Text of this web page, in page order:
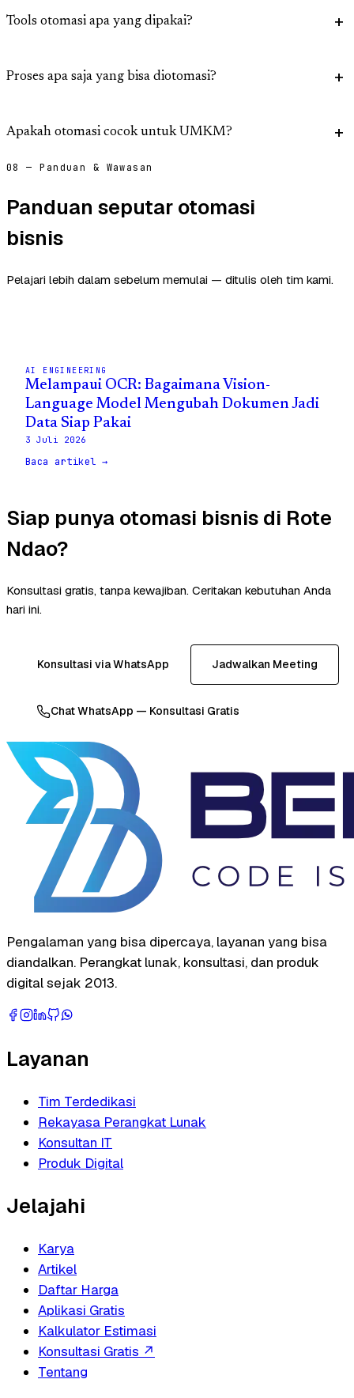
Tools otomasi apa yang dipakai?
Proses apa saja yang bisa diotomasi?
Apakah otomasi cocok untuk UMKM?
08 — Panduan & Wawasan
Panduan seputar otomasi
bisnis
Pelajari lebih dalam sebelum memulai — ditulis oleh tim kami.
AI ENGINEERING
Melampaui OCR: Bagaimana Vision-
Language Model Mengubah Dokumen Jadi
Data Siap Pakai
3 Juli 2026
Baca artikel →
Siap punya otomasi bisnis di Rote
Ndao?
Konsultasi gratis, tanpa kewajiban. Ceritakan kebutuhan Anda
hari ini.
Konsultasi via WhatsApp Jadwalkan Meeting
Chat WhatsApp — Konsultasi Gratis
Pengalaman yang bisa dipercaya, layanan yang bisa
diandalkan. Perangkat lunak, konsultasi, dan produk
digital sejak 2013.
Layanan
Tim Terdedikasi
Rekayasa Perangkat Lunak
Konsultan IT
Produk Digital
Jelajahi
Karya
Artikel
Daftar Harga
Aplikasi Gratis
Kalkulator Estimasi
Konsultasi Gratis ↗
Tentang